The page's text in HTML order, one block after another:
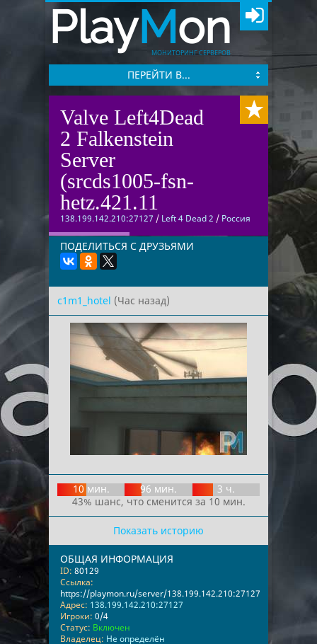
PlayMon
МОНИТОРИНГ СЕРВЕРОВ
ПЕРЕЙТИ В...
Valve Left4Dead
2 Falkenstein
Server
(srcds1005-fsn-
hetz.421.11
138.199.142.210:27127 / Left 4 Dead 2 / Россия
ПОДЕЛИТЬСЯ С ДРУЗЬЯМИ
c1m1_hotel (Час назад)
10 мин. 96 мин.
3 ч.
43% шанс, что сменится за 10 мин.
Показать историю
ОБЩАЯ ИНФОРМАЦИЯ
ID: 80129
Ссылка:
https://playmon.ru/server/138.199.142.210:27127
Адрес: 138.199.142.210:27127
Игроки: 0/4
Статус: Включен
Владелец: Не определён